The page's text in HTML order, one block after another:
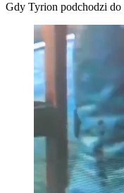
Gdy Tyrion podchodzi do